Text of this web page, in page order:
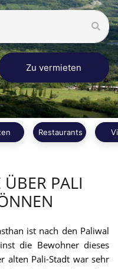
Zu vermieten
Restaurants
ÜBER PALI
ist nach den Paliwal
die Bewohner dieses
alten Pali-Stadt war sehr